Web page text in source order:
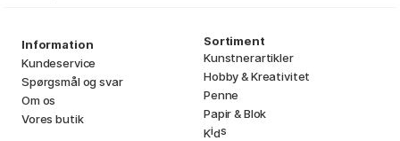
Information
Kundeservice
Spørgsmål og svar
Om os
Vores butik
Sortiment
Kunstnerartikler
Hobby & Kreativitet
Penne
Papir & Blok
Kids